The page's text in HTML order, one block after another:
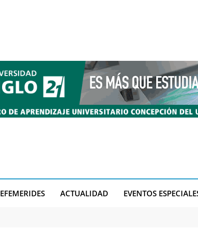
EFEMERIDES ACTUALIDAD EVENTOS